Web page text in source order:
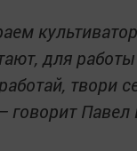
для
твори
говорит Павел